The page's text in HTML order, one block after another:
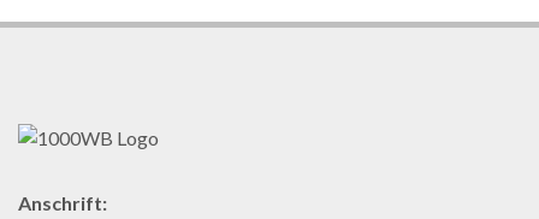
Anschrift: